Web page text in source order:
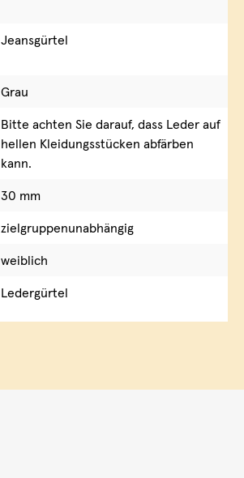
Jeansgürtel
Grau
Bitte achten Sie darauf, dass Leder auf
hellen Kleidungsstücken abfärben
kann.
30 mm
zielgruppenunabhängig
weiblich
Ledergürtel